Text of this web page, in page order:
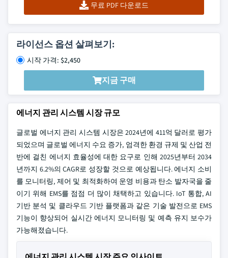
무료 PDF 다운로드
라이선스 옵션 살펴보기:
시작 가격: $2,450
지금 구매
에너지 관리 시스템 시장 규모
글로벌 에너지 관리 시스템 시장은 2024년에 411억 달러로 평가
되었으며 글로벌 에너지 수요 증가, 엄격한 환경 규제 및 산업 전
반에 걸친 에너지 효율성에 대한 요구로 인해 2025년부터 2034
년까지 6.2%의 CAGR로 성장할 것으로 예상됩니다. 에너지 소비
를 모니터링, 제어 및 최적화하여 운영 비용과 탄소 발자국을 줄
이기 위해 EMS를 점점 더 많이 채택하고 있습니다. IoT 통합, AI
기반 분석 및 클라우드 기반 플랫폼과 같은 기술 발전으로 EMS
기능이 향상되어 실시간 에너지 모니터링 및 예측 유지 보수가
가능해졌습니다.